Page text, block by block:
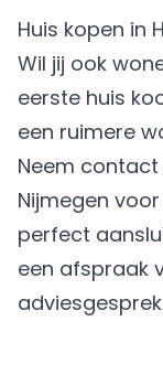
Huis kopen in
Wil jij ook
eerste huis
een ruimere
Neem
Nijmegen
perfect
een afspraak